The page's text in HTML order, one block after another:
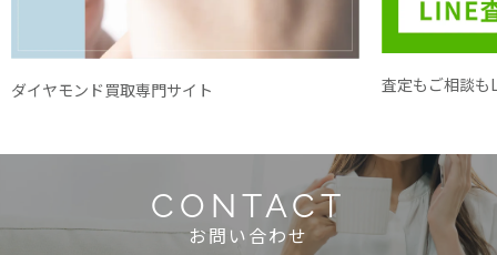
ダイヤモンド買取専門サイト 査定もご相談も
CONTACT
お問い合わせ